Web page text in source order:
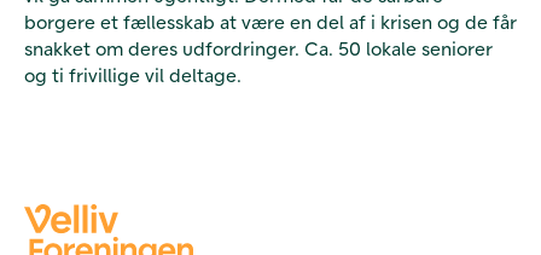
borgere et fællesskab at være en del af i krisen og de får
snakket om deres udfordringer. Ca. 50 lokale seniorer
og ti frivillige vil deltage.